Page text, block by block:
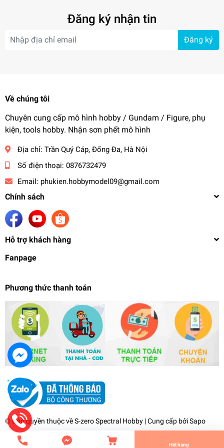
Đăng ký nhận tin
Đăng ký
Về chúng tôi
Chuyên cung cấp mô hình hobby / Gundam / Figure, phụ
kiện, tools hobby. Nhận sơn phết mô hình
Địa chỉ: Trần Quý Cáp, Đống Đa, Hà Nội
Số điện thoại: 0876732479
Email: phukien.hobbymodel09@gmail.com
Chính sách
Hỗ trợ khách hàng
Fanpage
Phương thức thanh toán
© Bản quyền thuộc vềS-zero Spectral Hobby | Cung cấp bởiSapo
Mô hình lắp ráp 1/144 HG IBO Graze Ritter
329.000₫
undefined
Tiến Hành Thanh Toán
Hết hàng